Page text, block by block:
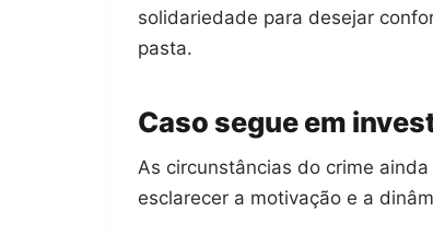
solidariedade para desejar
pasta.
Caso segue em
As circunstâncias do crime
esclarecer a motivação e a